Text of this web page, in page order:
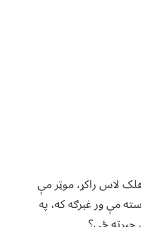
لاس راکړ، موټر مې
مې ور غبرګه که، په